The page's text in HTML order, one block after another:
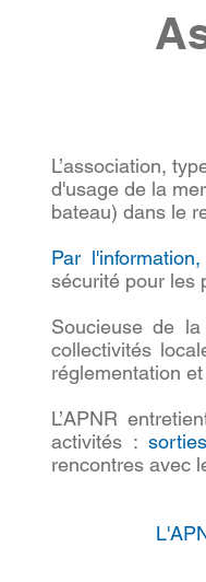
​​L’association,
d'usage de la
bateau) dans le
Par
sécurité pour les
Soucieuse de la
collectivités
réglementation
L’APNR
activités : sorties
rencontres avec